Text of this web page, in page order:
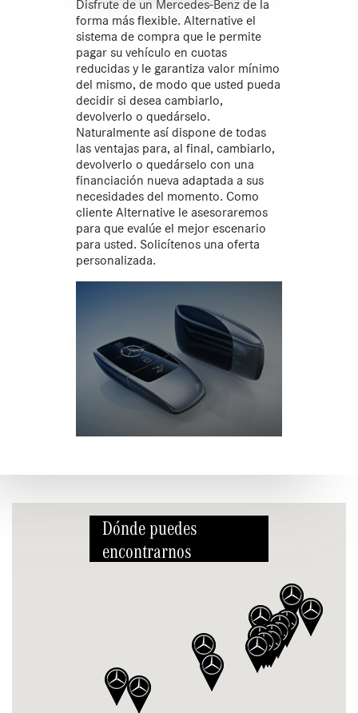
Disfrute de un Mercedes-Benz de la
forma más flexible. Alternative el
sistema de compra que le permite
pagar su vehículo en cuotas
reducidas y le garantiza valor mínimo
del mismo, de modo que usted pueda
decidir si desea cambiarlo,
devolverlo o quedárselo.
Naturalmente así dispone de todas
las ventajas para, al final, cambiarlo,
devolverlo o quedárselo con una
financiación nueva adaptada a sus
necesidades del momento. Como
cliente Alternative le asesoraremos
para que evalúe el mejor escenario
para usted. Solicítenos una oferta
personalizada.
Dónde puedes
encontrarnos